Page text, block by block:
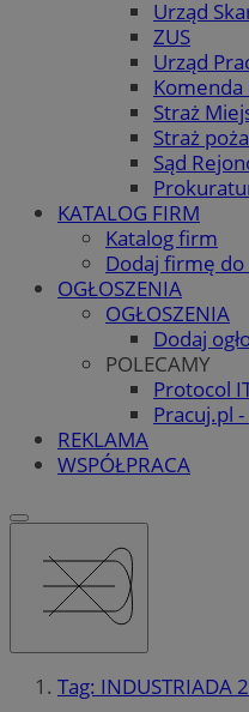
Urząd
ZUS
Urząd
Komenda
Straż
Straż
Sąd
KATALOG FIRM
Katalog firm
Dodaj firmę do
OGŁOSZENIA
OGŁOSZENIA
Dodaj
POLECAMY
Protocol
Pracuj.pl
REKLAMA
WSPÓŁPRACA
Tag: INDUSTRIADA